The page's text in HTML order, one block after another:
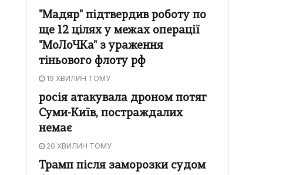
"Мадяр" підтвердив роботу по
ще 12 цілях у межах операції
"МоЛоЧКа" з ураження
тіньового флоту рф
19 ХВИЛИН ТОМУ
росія атакувала дроном потяг
Суми-Київ, постраждалих
немає
20 ХВИЛИН ТОМУ
Трамп після заморозки судом